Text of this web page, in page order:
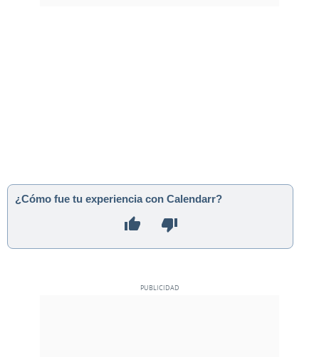
¿Cómo fue tu experiencia con Calendarr?